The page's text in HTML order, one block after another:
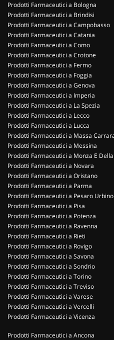
Prodotti Farmaceutici a Bologna
Prodotti Farmaceutici a Brindisi
Prodotti Farmaceutici a Campobasso
Prodotti Farmaceutici a Catania
Prodotti Farmaceutici a Como
Prodotti Farmaceutici a Crotone
Prodotti Farmaceutici a Fermo
Prodotti Farmaceutici a Foggia
Prodotti Farmaceutici a Genova
Prodotti Farmaceutici a Imperia
Prodotti Farmaceutici a La Spezia
Prodotti Farmaceutici a Lecco
Prodotti Farmaceutici a Lucca
Prodotti Farmaceutici a Massa
Prodotti Farmaceutici a Messina
Prodotti Farmaceutici a Monza E
Prodotti Farmaceutici a Novara
Prodotti Farmaceutici a Oristano
Prodotti Farmaceutici a Parma
Prodotti Farmaceutici a Pesaro Urbino
Prodotti Farmaceutici a Pisa
Prodotti Farmaceutici a Potenza
Prodotti Farmaceutici a Ravenna
Prodotti Farmaceutici a Rieti
Prodotti Farmaceutici a Rovigo
Prodotti Farmaceutici a Savona
Prodotti Farmaceutici a Sondrio
Prodotti Farmaceutici a Torino
Prodotti Farmaceutici a Treviso
Prodotti Farmaceutici a Varese
Prodotti Farmaceutici a Vercelli
Prodotti Farmaceutici a Vicenza
Prodotti Farmaceutici a Ancona